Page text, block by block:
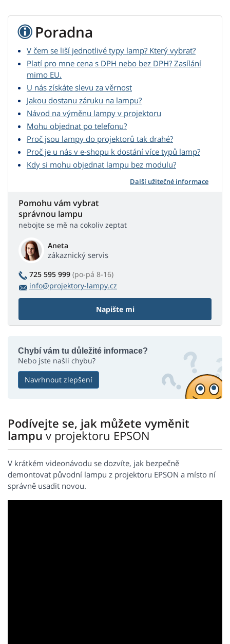
Poradna
V čem se liší jednotlivé typy lamp? Který vybrat?
Platí pro mne cena s DPH nebo bez DPH? Zasílání
mimo EU.
U nás získáte slevu za věrnost
Jakou dostanu záruku na lampu?
Návod na výměnu lampy v projektoru
Mohu objednat po telefonu?
Proč jsou lampy do projektorů tak drahé?
Proč je u nás v e-shopu k dostání více typů lamp?
Kdy si mohu objednat lampu bez modulu?
Další užitečné informace
Pomohu vám vybrat
správnou lampu
nebojte se mě na cokoliv zeptat
Aneta
zákaznický servis
725 595 999 (po-pá 8-16)
info@projektory-lampy.cz
Napište mi
Chybí vám tu důležité informace?
Nebo jste našli chybu?
Navrhnout zlepšení
Podívejte se, jak můžete vyměnit
lampuv projektoru EPSON
V krátkém videonávodu se dozvíte, jak bezpečně
demontovat původní lampu z projektoru EPSON a místo ní
správně usadit novou.